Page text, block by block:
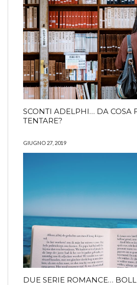
SCONTI ADELPHI… DA COSA
TENTARE?
GIUGNO 27, 2019
DUE SERIE ROMANCE…